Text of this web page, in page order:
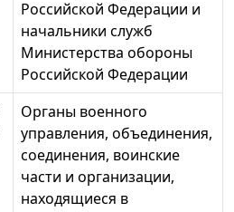
Российской Федерации и
начальники служб
Министерства обороны
Российской Федерации
Органы военного
управления, объединения,
соединения, воинские
части и организации,
находящиеся в